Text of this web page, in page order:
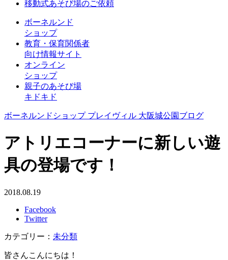
移動式あそび場のご依頼
ボーネルンド
ショップ
教育・保育関係者
向け情報サイト
オンライン
ショップ
親子のあそび場
キドキド
ボーネルンドショップ プレイヴィル 大阪城公園ブログ
アトリエコーナーに新しい遊
具の登場です！
2018.08.19
Facebook
Twitter
カテゴリー： 未分類
皆さんこんにちは！